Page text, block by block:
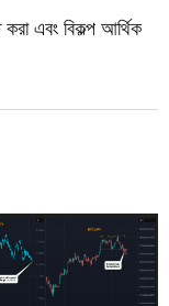
এবং বিকল্প আর্থিক